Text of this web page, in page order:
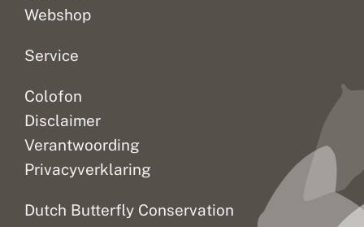
Webshop
Service
Colofon
Disclaimer
Verantwoording
Privacyverklaring
Dutch Butterfly Conservation